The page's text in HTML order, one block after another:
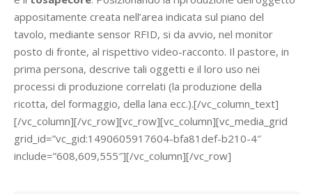
appositamente creata nell’area indicata sul piano del
tavolo, mediante sensor RFID, si da avvio, nel monitor
posto di fronte, al rispettivo video-racconto. Il pastore, in
prima persona, descrive tali oggetti e il loro uso nei
processi di produzione correlati (la produzione della
ricotta, del formaggio, della lana ecc.).[/vc_column_text]
[/vc_column][/vc_row][vc_row][vc_column][vc_media_grid
grid_id=”vc_gid:1490605917604-bfa81def-b210-4″
include=”608,609,555″][/vc_column][/vc_row]